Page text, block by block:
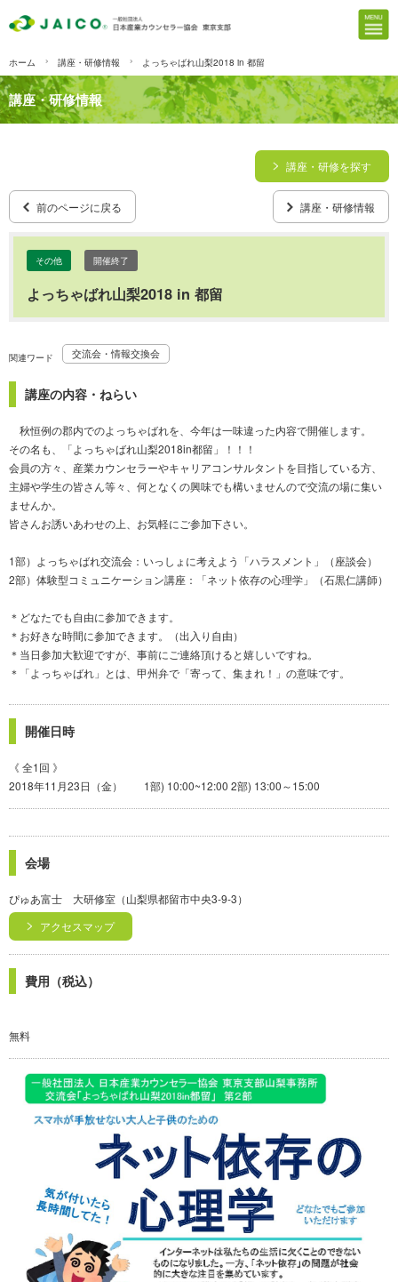
ホーム 講座・研修情報 よっちゃばれ山梨2018 in 都留
講座・研修情報
前のページに戻る 講座・研修情報
講座・研修を探す
その他 開催終了
よっちゃばれ山梨2018 in 都留
関連ワード 交流会・情報交換会
講座の内容・ねらい
秋恒例の郡内でのよっちゃばれを、今年は一味違った内容で開催します。
その名も、「よっちゃばれ山梨2018in都留」！！！
会員の方々、産業カウンセラーやキャリアコンサルタントを目指している方、
主婦や学生の皆さん等々、何となくの興味でも構いませんので交流の場に集い
ませんか。
皆さんお誘いあわせの上、お気軽にご参加下さい。
1部）よっちゃばれ交流会：いっしょに考えよう「ハラスメント」（座談会）
2部）体験型コミュニケーション講座：「ネット依存の心理学」（石黒仁講師）
＊どなたでも自由に参加できます。
＊お好きな時間に参加できます。（出入り自由）
＊当日参加大歓迎ですが、事前にご連絡頂けると嬉しいですね。
＊「よっちゃばれ」とは、甲州弁で「寄って、集まれ！」の意味です。
開催日時
《 全1回 》
2018年11月23日（金） 1部) 10:00~12:00 2部) 13:00～15:00
会場
ぴゅあ富士 大研修室（山梨県都留市中央3-9-3）
アクセスマップ
費用（税込）
無料